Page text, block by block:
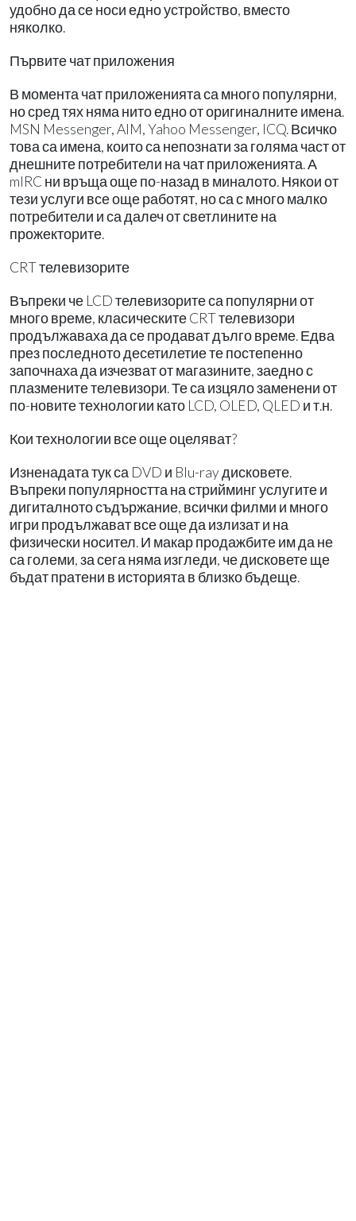
удобно да се носи едно устройство, вместо
няколко.
Първите чат приложения
В момента чат приложенията са много популярни,
но сред тях няма нито едно от оригиналните имена.
MSN Messenger, AIM, Yahoo Messenger, ICQ. Всичко
това са имена, които са непознати за голяма част от
днешните потребители на чат приложенията. А
mIRC ни връща още по-назад в миналото. Някои от
тези услуги все още работят, но са с много малко
потребители и са далеч от светлините на
прожекторите.
CRT телевизорите
Въпреки че LCD телевизорите са популярни от
много време, класическите CRT телевизори
продължаваха да се продават дълго време. Едва
през последното десетилетие те постепенно
започнаха да изчезват от магазините, заедно с
плазмените телевизори. Те са изцяло заменени от
по-новите технологии като LCD, OLED, QLED и т.н.
Кои технологии все още оцеляват?
Изненадата тук са DVD и Blu-ray дисковете.
Въпреки популярността на стрийминг услугите и
дигиталното съдържание, всички филми и много
игри продължават все още да излизат и на
физически носител. И макар продажбите им да не
са големи, за сега няма изгледи, че дисковете ще
бъдат пратени в историята в близко бъдеще.